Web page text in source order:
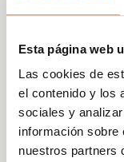
Esta página web
Las cookies de
el contenido y los
sociales y
información sobre
nuestros partners